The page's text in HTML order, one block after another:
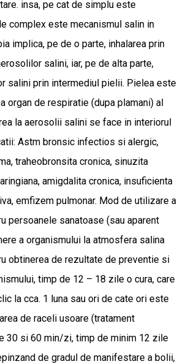
insa, pe cat de simplu este
complex este mecanismul salin in
implica, pe de o parte, inhalarea prin
salini, iar, pe de alta parte,
salini prin intermediul pielii. Pielea este
organ de respiratie (dupa plamani) al
la aerosolii salini se face in interiorul
Astm bronsic infectios si alergic,
traheobronsita cronica, sinuzita
amigdalita cronica, insuficienta
emfizem pulmonar. Mod de utilizare a
persoanele sanatoase (sau aparent
a organismului la atmosfera salina
obtinerea de rezultate de preventie si
timp de 12 – 18 zile o cura, care
la cca. 1 luna sau ori de cate ori este
de raceli usoare (tratament
30 si 60 min/zi, timp de minim 12 zile
de gradul de manifestare a bolii,